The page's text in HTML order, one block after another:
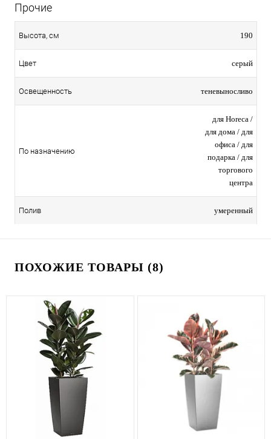
Прочие
Высота, см 190
Цвет серый
Освещенность теневыносливо
По назначению
для Horeca /
для дома / для
офиса / для
подарка / для
торгового
центра
Полив умеренный
ПОХОЖИЕ ТОВАРЫ (8)